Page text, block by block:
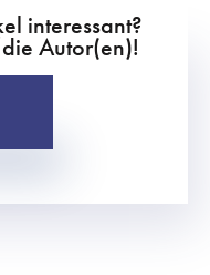
interessant?
Autor(en)!